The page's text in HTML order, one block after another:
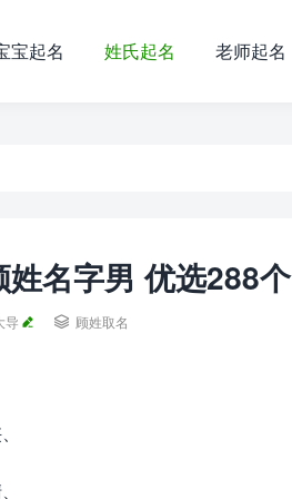
宝起名 姓氏起名 老师起名
名字男 优选288个
导  顾姓取名